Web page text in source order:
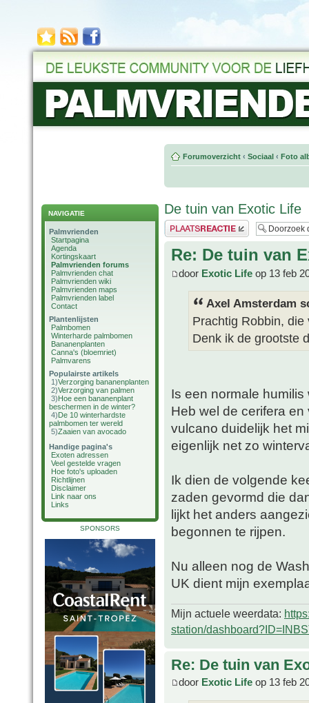
NAVIGATIE
Palmvrienden
Startpagina
Agenda
Kortingskaart
Palmvrienden forums
Palmvrienden chat
Palmvrienden wiki
Palmvrienden maps
Palmvrienden label
Contact
Plantenlijsten
Palmbomen
Winterharde palmbomen
Bananenplanten
Canna's (bloemriet)
Palmvarens
Populairste artikels
1)Verzorging bananenplanten
2)Verzorging van palmen
3)Hoe een bananenplant
beschermen in de winter?
4)De 10 winterhardste
palmbomen ter wereld
5)Zaaien van avocado
Handige pagina's
Exoten adressen
Veel gestelde vragen
Hoe foto's uploaden
Richtlijnen
Disclaimer
Link naar ons
Links
SPONSORS
Forumoverzicht ‹ Sociaal ‹ Foto
De tuin van Exotic Life
Plaats een reactie
Re: De tuin van
door Exotic Life op 13 feb
Axel Amsterdam
Prachtig Robbin,
Denk ik de grootste
Is een normale
Heb wel de cerifera
vulcano duidelijk het
eigenlijk net zo
Ik dien de volgende
zaden gevormd die
lijkt het anders
begonnen te rijpen.
Nu alleen nog de
UK dient mijn
Mijn actuele weerdata:
station/
Re: De tuin van
door Exotic Life op 13 feb